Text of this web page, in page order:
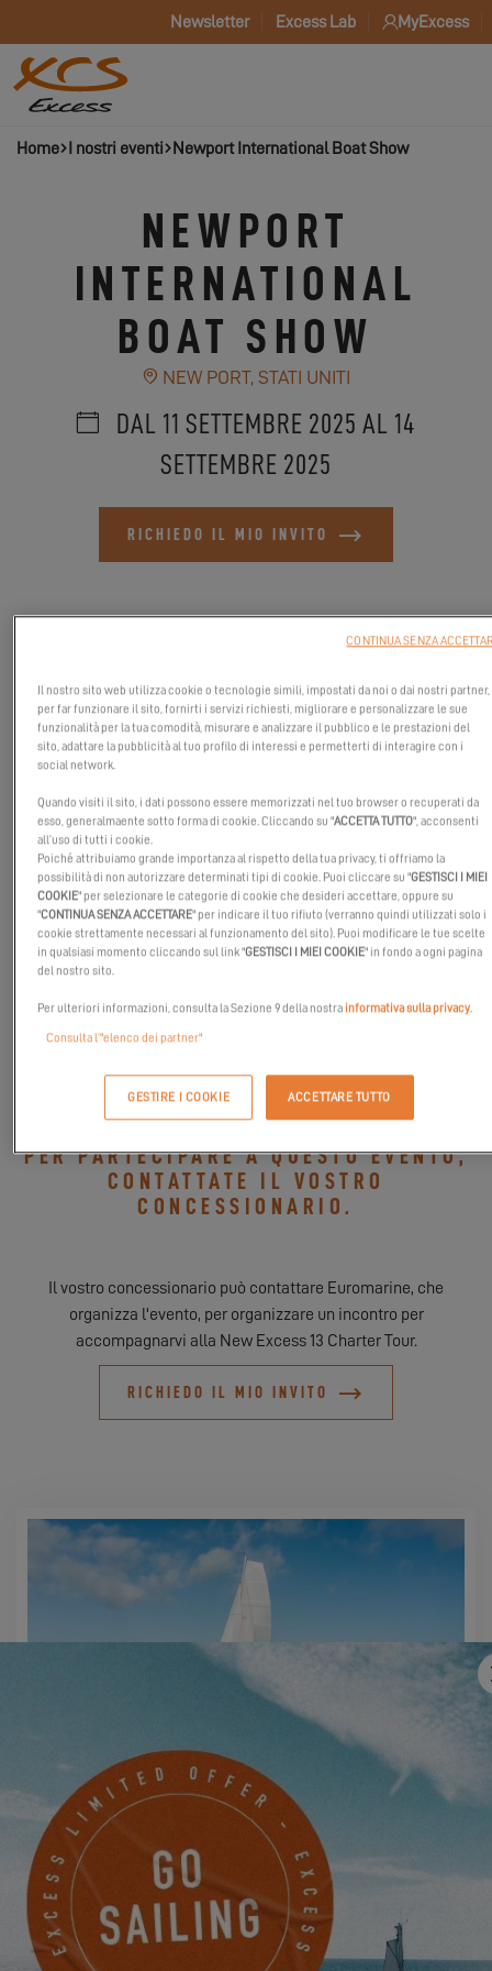
Newsletter Excess Lab MyExcess
Home I nostri eventi Newport International Boat Show
NEWPORT
INTERNATIONAL
BOAT SHOW
NEW PORT, STATI UNITI
DAL 11 SETTEMBRE 2025 AL 14
SETTEMBRE 2025
RICHIEDO IL MIO INVITO
Unisciti a noi a Newport, Rhode Island, USA, per ilNewport
International Boat Show dal 11 al 14 settembre 2025. Salite a
bordo dell'Excess 14e sperimentate il perfetto equilibrio trastile,
prestazioni e comfort.
il nostro team e scopri tutte le caratteristiche eccezionali che
rendono l'Excess 14 unico.
PER PARTECIPARE A QUESTO EVENTO,
CONTATTATE IL VOSTRO
CONCESSIONARIO.
Il vostro concessionario può contattare Euromarine, che
organizza l'evento, per organizzare un incontro per
accompagnarvi alla New Excess 13 Charter Tour.
RICHIEDO IL MIO INVITO
EXCESS 14
Il nostro sito web utilizza cookie o tecnologie simili, impostati da noi o dai nostri partner,
per far funzionare il sito, fornirti i servizi richiesti, migliorare e personalizzare le sue
funzionalità per la tua comodità, misurare e analizzare il pubblico e le prestazioni del
sito, adattare la pubblicità al tuo profilo di interessi e permetterti di interagire con i
social network.
Quando visiti il sito, i dati possono essere memorizzati nel tuo browser o recuperati da
esso, generalmaente sotto forma di cookie. Cliccando su "ACCETTA TUTTO", acconsenti
all’uso di tutti i cookie.
Poiché attribuiamo grande importanza al rispetto della tua privacy, ti offriamo la
possibilità di non autorizzare determinati tipi di cookie. Puoi cliccare su "GESTISCI I MIEI
COOKIE" per selezionare le categorie di cookie che desideri accettare, oppure su
"CONTINUA SENZA ACCETTARE" per indicare il tuo rifiuto (verranno quindi utilizzati solo i
cookie strettamente necessari al funzionamento del sito). Puoi modificare le tue scelte
in qualsiasi momento cliccando sul link "GESTISCI I MIEI COOKIE" in fondo a ogni pagina
del nostro sito.
Per ulteriori informazioni, consulta la Sezione 9 della nostra informativa sulla privacy.
Consulta l’"elenco dei partner"
GESTIRE I COOKIE ACCETTARE TUTTO
CONTINUA SENZA